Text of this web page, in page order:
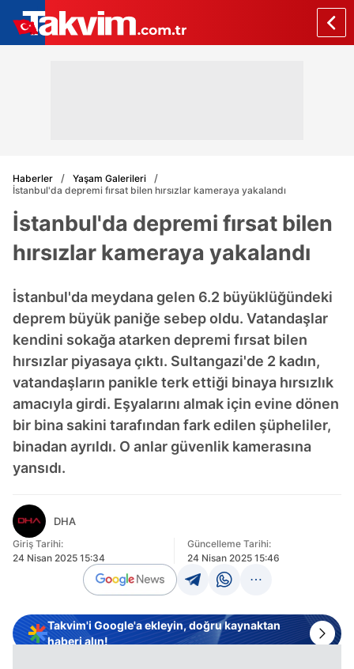
Haberler
Yaşam Galerileri
İstanbul'da depremi fırsat bilen hırsızlar kameraya yakalandı
İstanbul'da depremi fırsat bilen
hırsızlar kameraya yakalandı
İstanbul'da meydana gelen 6.2 büyüklüğündeki
deprem büyük paniğe sebep oldu. Vatandaşlar
kendini sokağa atarken depremi fırsat bilen
hırsızlar piyasaya çıktı. Sultangazi'de 2 kadın,
vatandaşların panikle terk ettiği binaya hırsızlık
amacıyla girdi. Eşyalarını almak için evine dönen
bir bina sakini tarafından fark edilen şüpheliler,
binadan ayrıldı. O anlar güvenlik kamerasına
yansıdı.
DHA
Giriş Tarihi:
24 Nisan 2025 15:34
Güncelleme Tarihi:
24 Nisan 2025 15:46
Takvim'i Google'a ekleyin, doğru kaynaktan
haberi alın!